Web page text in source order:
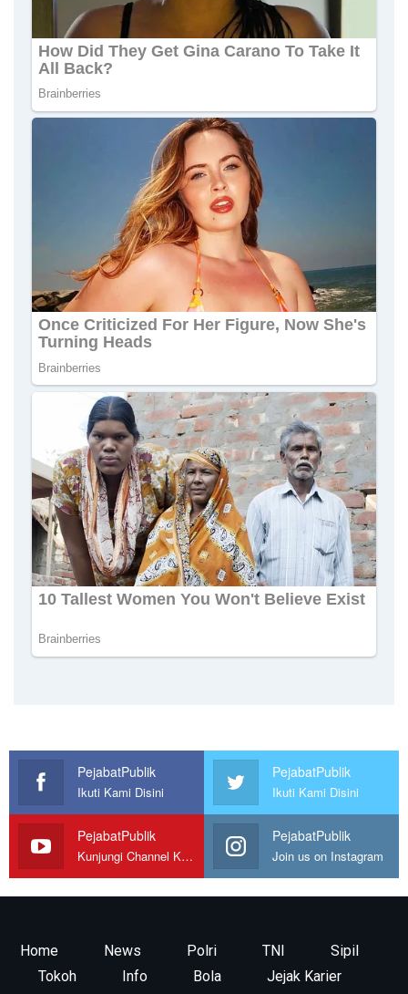
PejabatPublik
Ikuti Kami Disini
PejabatPublik
Ikuti Kami Disini
PejabatPublik
Kunjungi Channel Kami
PejabatPublik
Join us on Instagram
Home News Polri TNI
Sipil
Tokoh
Info Bola Jejak Karier